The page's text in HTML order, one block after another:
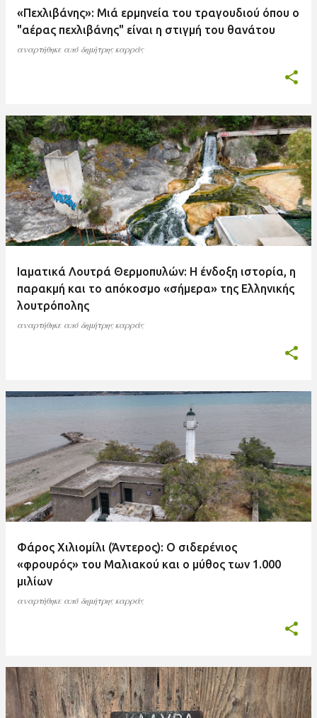
«Πεχλιβάνης»: Μιά ερμηνεία του τραγουδιού όπου ο
"αέρας πεχλιβάνης" είναι η στιγμή του θανάτου
αναρτήθηκε από δημήτρης καρράς
Ιαματικά Λουτρά Θερμοπυλών: Η ένδοξη ιστορία, η
παρακμή και το απόκοσμο «σήμερα» της Ελληνικής
λουτρόπολης
αναρτήθηκε από δημήτρης καρράς
Φάρος Χιλιομίλι (Άντερος): Ο σιδερένιος
«φρουρός» του Μαλιακού και ο μύθος των 1.000
μιλίων
αναρτήθηκε από δημήτρης καρράς